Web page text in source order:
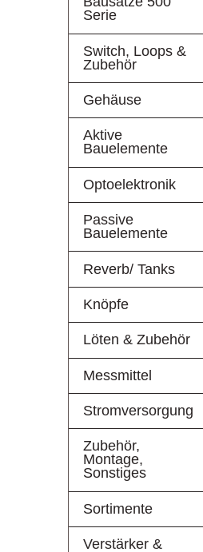
Serie
Switch, Loops &
Zubehör
Gehäuse
Aktive
Bauelemente
Optoelektronik
Passive
Bauelemente
Reverb/ Tanks
Knöpfe
Löten & Zubehör
Messmittel
Stromversorgung
Zubehör,
Montage,
Sonstiges
Sortimente
Verstärker &